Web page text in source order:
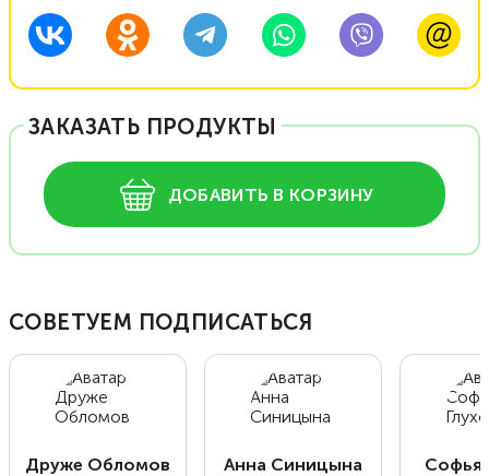
ЗАКАЗАТЬ ПРОДУКТЫ
ДОБАВИТЬ В КОРЗИНУ
СОВЕТУЕМ ПОДПИСАТЬСЯ
Друже Обломов Анна Синицына Софья